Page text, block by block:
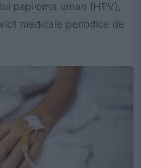
papiloma uman (HPV),
medicale periodice de